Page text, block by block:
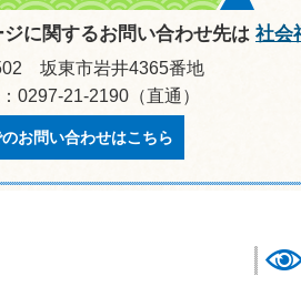
ジに関するお問い合わせ先は 社会
坂東市岩井4365番地
0297-21-2190（直通）
お問い合わせはこちら